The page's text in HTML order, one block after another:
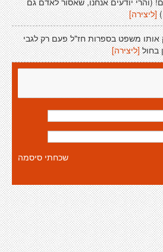
[ליצירה]
אותו משפט בספרות חז"ל פעם רק לגבי
[ליצירה]
שכחתי סיסמה